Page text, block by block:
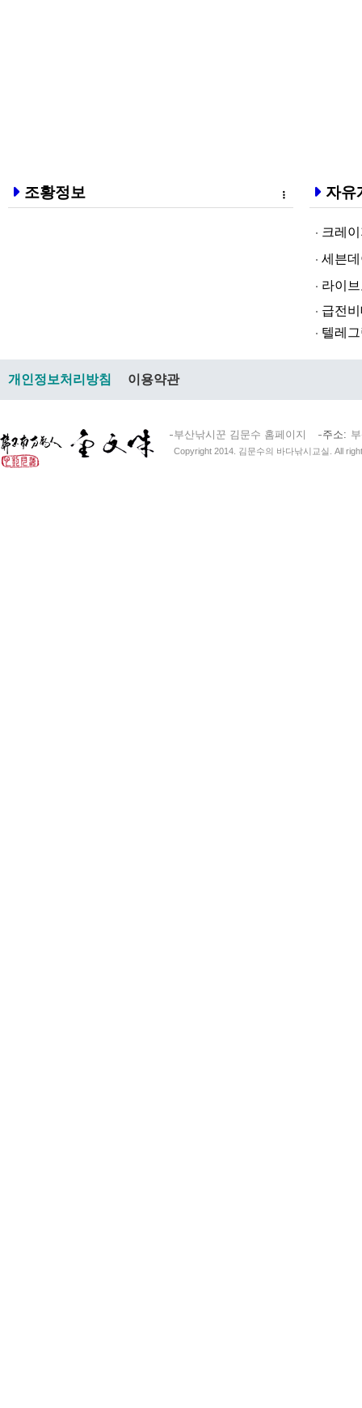
조황정보 자유
크레이지
세븐데이
라­이브토­
급전비대면
텔레그램
개인정보처리방침 이용약관
부산낚시꾼 김문수 홈페이지 주소
Copyright 2014. 김문수의 바다낚시교실. All